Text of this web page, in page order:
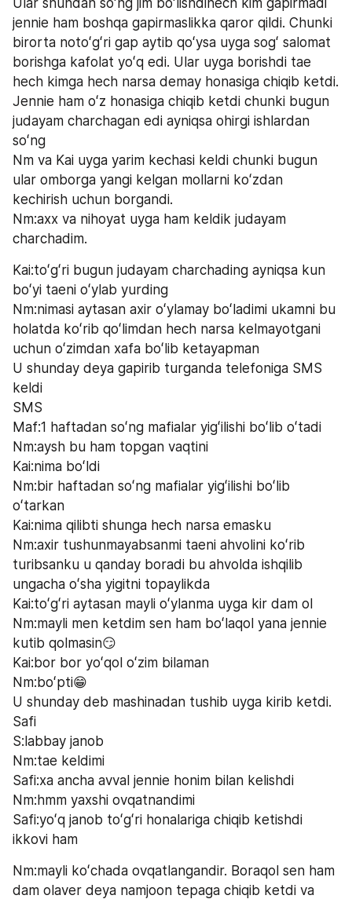
jennie ham boshqa gapirmaslikka qaror qildi. Chunki
birorta notoʻgʻri gap aytib qoʻysa uyga sogʻ salomat
borishga kafolat yoʻq edi. Ular uyga borishdi tae
hech kimga hech narsa demay honasiga chiqib ketdi.
Jennie ham oʻz honasiga chiqib ketdi chunki bugun
judayam charchagan edi ayniqsa ohirgi ishlardan
soʻng
Nm va Kai uyga yarim kechasi keldi chunki bugun
ular omborga yangi kelgan mollarni koʻzdan
kechirish uchun borgandi.
Nm:axx va nihoyat uyga ham keldik judayam
charchadim.
Kai:toʻgʻri bugun judayam charchading ayniqsa kun
boʻyi taeni oʻylab yurding
Nm:nimasi aytasan axir oʻylamay boʻladimi ukamni bu
holatda koʻrib qoʻlimdan hech narsa kelmayotgani
uchun oʻzimdan xafa boʻlib ketayapman
U shunday deya gapirib turganda telefoniga SMS
keldi
SMS
Maf:1 haftadan soʻng mafialar yigʻilishi boʻlib oʻtadi
Nm:aysh bu ham topgan vaqtini
Kai:nima boʻldi
Nm:bir haftadan soʻng mafialar yigʻilishi boʻlib
oʻtarkan
Kai:nima qilibti shunga hech narsa emasku
Nm:axir tushunmayabsanmi taeni ahvolini koʻrib
turibsanku u qanday boradi bu ahvolda ishqilib
ungacha oʻsha yigitni topaylikda
Kai:toʻgʻri aytasan mayli oʻylanma uyga kir dam ol
Nm:mayli men ketdim sen ham boʻlaqol yana jennie
kutib qolmasin😏
Kai:bor bor yoʻqol oʻzim bilaman
Nm:boʻpti😁
U shunday deb mashinadan tushib uyga kirib ketdi.
Safi
S:labbay janob
Nm:tae keldimi
Safi:xa ancha avval jennie honim bilan kelishdi
Nm:hmm yaxshi ovqatnandimi
Safi:yoʻq janob toʻgʻri honalariga chiqib ketishdi
ikkovi ham
Nm:mayli koʻchada ovqatlangandir. Boraqol sen ham
dam olaver deya namjoon tepaga chiqib ketdi va